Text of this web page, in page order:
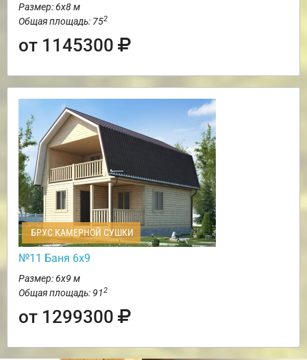
Размер: 6х8 м
Общая площадь: 752
от 1145300
БРУС КАМЕРНОЙ СУШКИ
№11 Баня 6х9
Размер: 6х9 м
Общая площадь: 912
от 1299300